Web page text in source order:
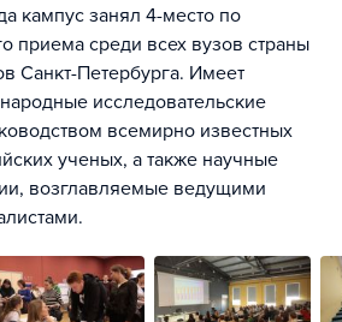
кампус занял 4-место по
приема среди всех вузов страны
Санкт-Петербурга. Имеет
исследовательские
всемирно известных
ученых, а также научные
возглавляемые ведущими